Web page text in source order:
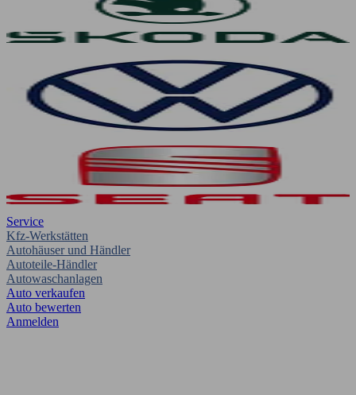
Service
Kfz-Werkstätten
Autohäuser und Händler
Autoteile-Händler
Autowaschanlagen
Auto verkaufen
Auto bewerten
Anmelden